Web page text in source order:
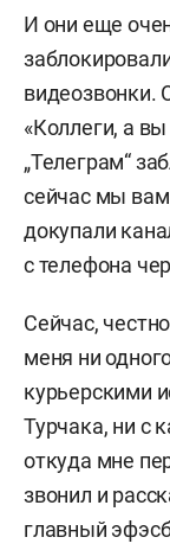
И они еще
видеозвонки.
«Коллеги, а вы
„Телеграм“
сейчас мы
докупали
с телефона
Сейчас,
меня ни
курьерскими
Турчака, ни с
откуда мне
звонил и
главный